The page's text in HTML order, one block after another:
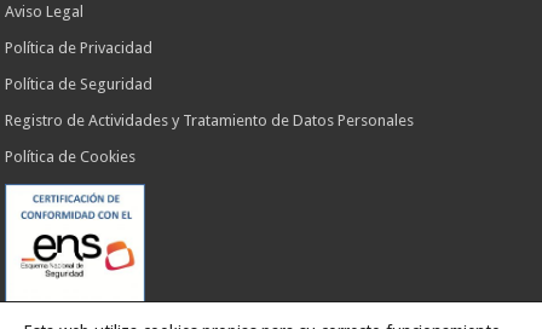
Aviso Legal
Política de Privacidad
Política de Seguridad
Registro de Actividades y Tratamiento de Datos Personales
Política de Cookies